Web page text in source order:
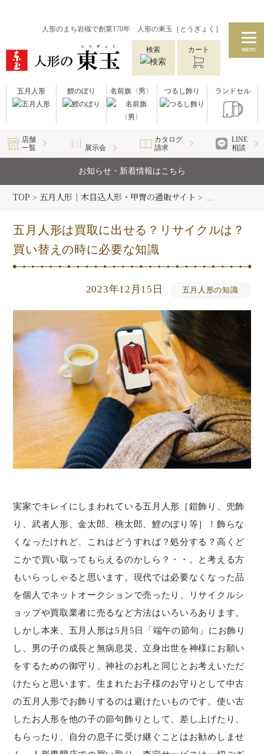
人形のまち岩槻で創業170年 人形の東玉［とうぎょく］
検索 カート MENU
五月人形 鯉のぼり 名前旗〈男〉 つるし飾り ランドセル
店舗
一覧
展示会
カタログ
請求
LINE
相談
お知らせ・新着情報はこちら
TOP > 五月人形｜木目込人形・甲冑の通販サイト > 五月人形コラム
五月人形は買取に出せる？リサイクルは？
買い替えの時に必要な知識
2023年12月15日 五月人形の知識
実家でキレイにしまわれている五月人形［鎧飾り、兜飾
り、武者人形、金太郎、桃太郎、鯉のぼり等］！飾らな
くなったけれど、これはどうすれば？処分する？高くど
こかで買い取ってもらえるのかしら？・・。と考える方
もいらっしゃると思います。現代では必要なくなった品
を個人でネットオークションで売ったり、リサイクルシ
ョップや買取業者に売るなど方法はいろいろあります。
しかし本来、五月人形は5月5日「端午の節句」にお飾り
し、男の子の成長と無病息災、立身出世を神様にお願い
をするための御守り、神社のお札と同じとお考えいただ
けたらと思います。生まれたお子様のお守りとして中古
の五月人形でお飾りするのは避けたいものです。使い古
したお人形を他の子の節句飾りとして、差し上げたり、
もらったり、自分の息子に受け継ぐことはお勧めしませ